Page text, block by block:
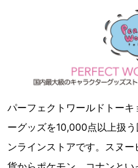
パーフェクトワールドトー
ーグッズを10,000点以上扱
ンラインストアです。スヌ